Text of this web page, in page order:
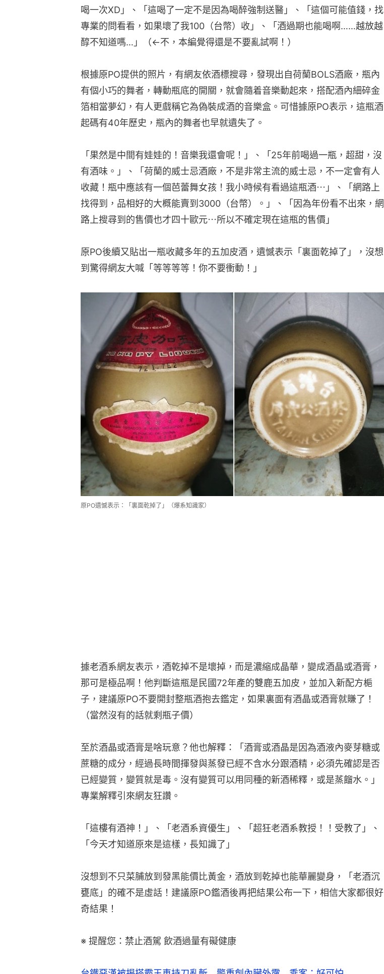
喝一次XD」、「這喝了一定不是因為喝醉強制送醫」、「這個可能值錢，找
專業的問看看，如果壞了我100（台幣）收」、「酒過期也能喝啊……越放越
醇不知道嗎…」（←不，本編覺得還是不要亂試啊！）
根據原PO提供的照片，有網友依酒標搜尋，發現出自荷蘭BOLS酒廠，瓶內
有個小巧的舞者，轉動瓶底的開關，就會隨着音樂動起來，搭配酒內細碎金
箔相當夢幻，有人更戲稱它為偽裝成酒的音樂盒。可惜據原PO表示，這瓶酒
起碼有40年歷史，瓶內的舞者也早就遺失了。
「果然是中間有娃娃的！音樂我還會呢！」、「25年前喝過一瓶，超甜，沒
有酒味。」、「荷蘭的威士忌酒廠，不是非常主流的威士忌，不一定會有人
收藏！瓶中應該有一個芭蕾舞女孩！我小時候有看過這瓶酒⋯」、「網路上
找得到，品相好的大概能賣到3000（台幣）。」、「因為年份看不出來，網
路上搜尋到的售價也才四十歐元⋯所以不確定現在這瓶的售價」
原PO後續又貼出一瓶收藏多年的五加皮酒，遺憾表示「裏面乾掉了」，沒想
到驚得網友大喊「等等等等！你不要衝動！」
原PO遺憾表示：「裏面乾掉了」（爆系知識家）
據老酒系網友表示，酒乾掉不是壞掉，而是濃縮成晶華，變成酒晶或酒膏，
那可是極品啊！他判斷這瓶是民國72年產的雙鹿五加皮，並加入新配方梔
子，建議原PO不要開封整瓶酒抱去鑑定，如果裏面有酒晶或酒膏就賺了！
（當然沒有的話就剩瓶子價）
至於酒晶或酒膏是啥玩意？他也解釋：「酒膏或酒晶是因為酒液內麥芽糖或
蔗糖的成分，經過長時間揮發與蒸發已經不含水分跟酒精，必須先確認是否
已經變質，變質就是毒。沒有變質可以用同種的新酒稀釋，或是蒸餾水。」
專業解釋引來網友狂讚。
「這樓有酒神！」、「老酒系資優生」、「超狂老酒系教授！！受教了」、
「今天才知道原來是這樣，長知識了」
沒想到不只菜脯放到發黑能價比黃金，酒放到乾掉也能華麗變身，「老酒沉
甕底」的確不是虛話！建議原PO鑑酒後再把結果公布一下，相信大家都很好
奇結果！
※ 提醒您：禁止酒駕 飲酒過量有礙健康